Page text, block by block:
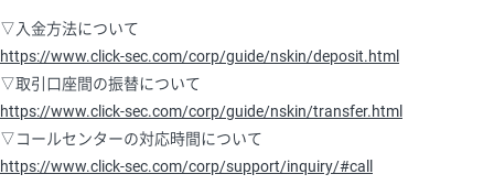
▽入金方法について
https://www.click-sec.com/corp/guide/nskin/deposit.html
▽取引口座間の振替について
https://www.click-sec.com/corp/guide/nskin/transfer.html
▽コールセンターの対応時間について
https://www.click-sec.com/corp/support/inquiry/#call